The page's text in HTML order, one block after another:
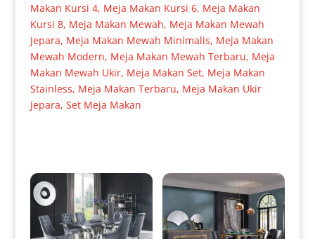
Makan Kursi 4, Meja Makan Kursi 6, Meja Makan
Kursi 8, Meja Makan Mewah, Meja Makan Mewah
Jepara, Meja Makan Mewah Minimalis, Meja Makan
Mewah Modern, Meja Makan Mewah Terbaru, Meja
Makan Mewah Ukir, Meja Makan Set, Meja Makan
Stainless, Meja Makan Terbaru, Meja Makan Ukir
Jepara, Set Meja Makan